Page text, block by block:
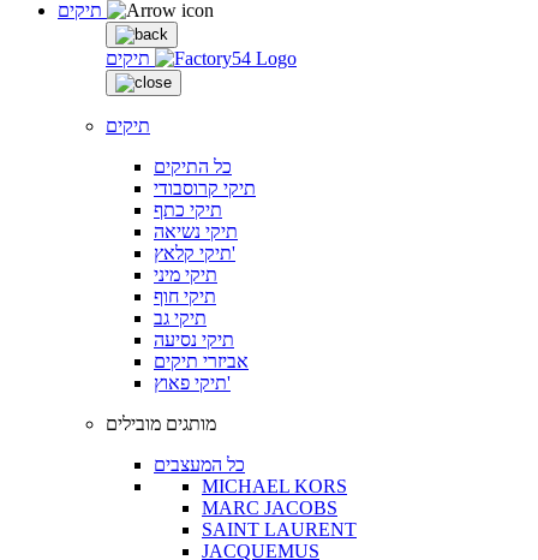
תיקים
תיקים
כל התיקים
תיקי קרוסבודי
תיקי כתף
תיקי נשיאה
תיקי קלאץ'
תיקי מיני
תיקי חוף
תיקי גב
תיקי נסיעה
אביזרי תיקים
תיקי פאוץ'
מותגים מובילים
כל המעצבים
MICHAEL KORS
MARC JACOBS
SAINT LAURENT
JACQUEMUS